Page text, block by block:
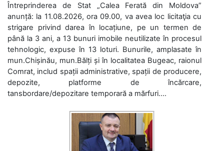
Întreprinderea de Stat „Calea Ferată din Moldova”
anunță: la 11.08.2026, ora 09.00, va avea loc licitaţia cu
strigare privind darea în locațiune, pe un termen de
până la 3 ani, a 13 bunuri imobile neutilizate în procesul
tehnologic, expuse în 13 loturi. Bunurile, amplasate în
mun.Chișinău, mun.Bălți și în localitatea Bugeac, raionul
Comrat, includ spații administrative, spații de producere,
depozite, platforme de încărcare,
tansbordare/depozitare temporară a mărfuri....